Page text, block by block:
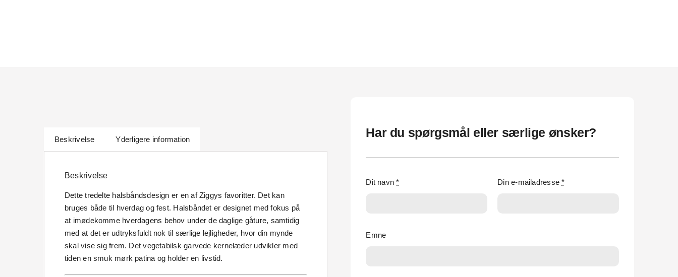
Beskrivelse Yderligere information
Beskrivelse
Dette tredelte halsbåndsdesign er en af Ziggys favoritter. Det kan
bruges både til hverdag og fest. Halsbåndet er designet med fokus på
at imødekomme hverdagens behov under de daglige gåture, samtidig
med at det er udtryksfuldt nok til særlige lejligheder, hvor din mynde
skal vise sig frem. Det vegetabilsk garvede kernelæder udvikler med
tiden en smuk mørk patina og holder en livstid.
Har du spørgsmål eller særlige ønsker?
Dit navn* Din e-mailadresse*
Emne